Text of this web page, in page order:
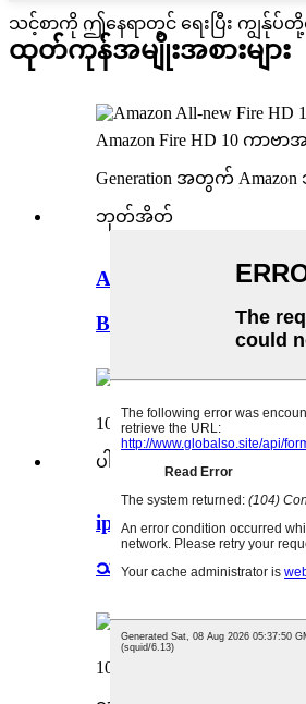
သင့်စာကို ဤနေရာတွင် ရေးပြီး ကျွန်ုပ်တို့
ထုတ်ကုန်အမျိုးအစားများ
Amazon All-new
Bluetooth ကီးဘုတ်
ipad အတွက် ပေါင်းစ
သံလိုက်အိတ်...